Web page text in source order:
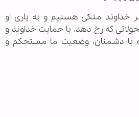
خداوند متکی هستیم و به یاری او
که رخ دهد، با حمایت خداوند و
با دشمنان، وضعیت ما مستحکم و